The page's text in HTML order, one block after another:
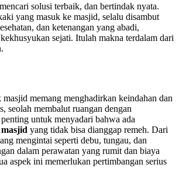
solusi terbaik, dan bertindak nyata.
yang masuk ke masjid, selalu disambut
dan ketenangan yang abadi,
sejati. Itulah makna terdalam dari
memang menghadirkan keindahan dan
seolah membalut ruangan dengan
untuk menyadari bahwa ada
yang tidak bisa dianggap remeh. Dari
mengintai seperti debu, tungau, dan
dalam perawatan yang rumit dan biaya
aspek ini memerlukan pertimbangan serius